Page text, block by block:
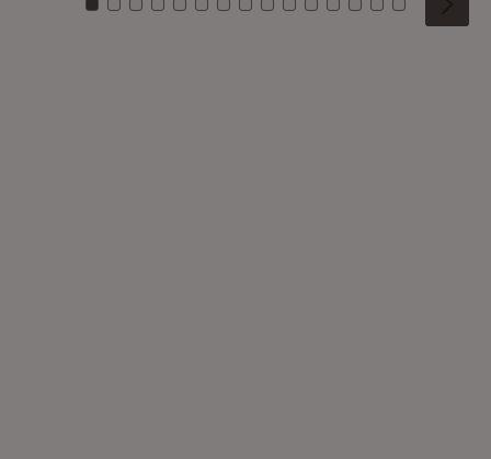
Zu Kachel: 0
Zu Kachel: 1
Zu Kachel: 2
Zu Kachel: 3
Zu Kachel: 4
Zu Kachel: 5
Zu Kachel: 6
Zu Kachel: 7
Zu Kachel: 8
Zu Kachel: 9
Zu Kachel: 10
Zu Kachel: 11
Zu Kachel: 12
Zu Kachel:
Zu